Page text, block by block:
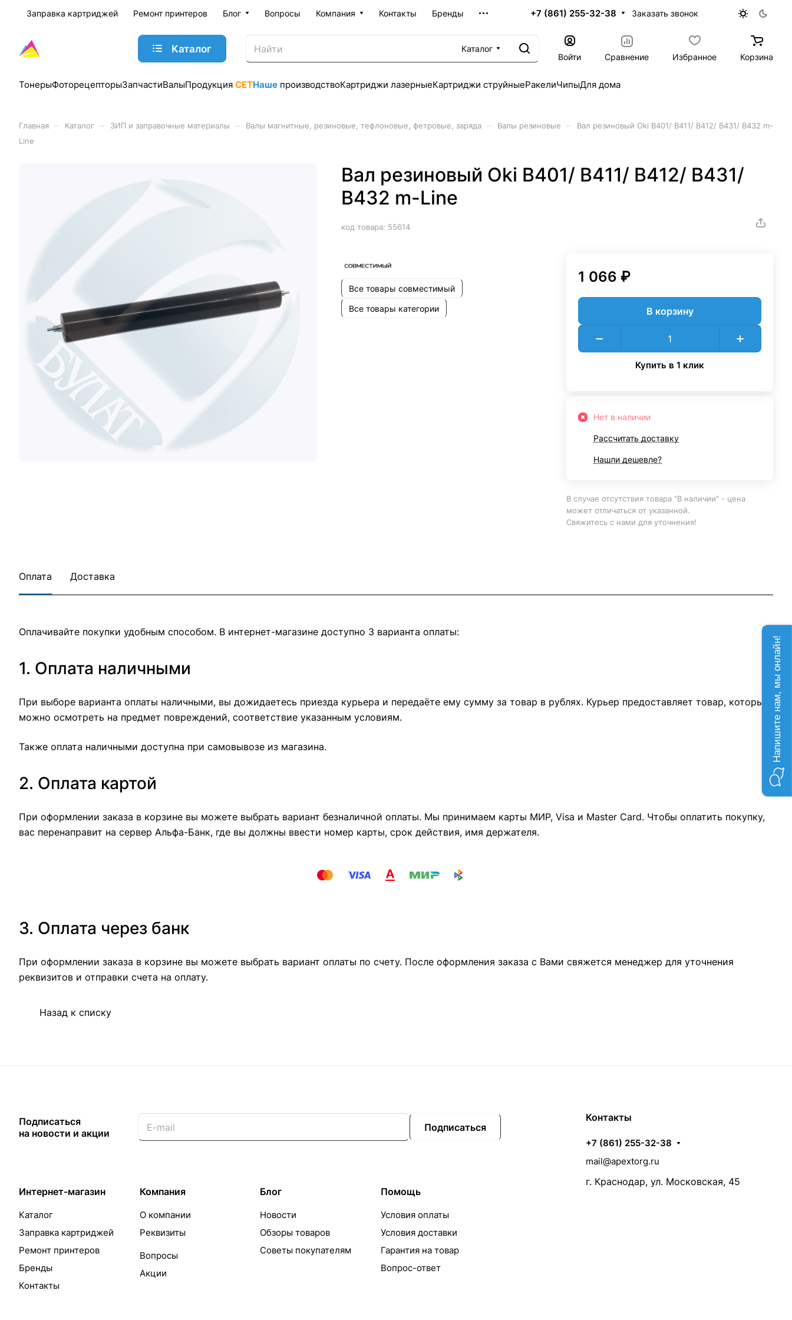
Заправка картриджей Ремонт принтеров Блог Вопросы Компания Контакты Бренды +7 (861) 255-32-38 Заказать звонок
Каталог
Каталог
Войти
Сравнение Избранное Корзина
ТонерыФоторецепторыЗапчастиВалыПродукция CETНаше производствоКартриджи лазерныеКартриджи струйныеРакелиЧипыДля дома
Главная Каталог ЗИП и заправочные материалы Валы магнитные, резиновые, тефлоновые, фетровые, заряда Валы резиновые
Вал резиновый Oki B401/ B411/ B412/ B431/ B432 m-
Line
Вал резиновый Oki B401/ B411/ B412/ B431/
B432 m-Line
код товара: 55614
Все товары совместимый
Все товары категории
1 066 ₽
В корзину
Купить в 1 клик
Нет в наличии
Рассчитать доставку
Нашли дешевле?
В случае отсутствия товара "В наличии" - цена
может отличаться от указанной.
Свяжитесь с нами для уточнения!
Оплата Доставка
Оплачивайте покупки удобным способом. В интернет-магазине доступно 3 варианта оплаты:
1. Оплата наличными
При выборе варианта оплаты наличными, вы дожидаетесь приезда курьера и передаёте ему сумму за товар в рублях. Курьер предоставляет товар, который
можно осмотреть на предмет повреждений, соответствие указанным условиям.
Также оплата наличными доступна при самовывозе из магазина.
2. Оплата картой
При оформлении заказа в корзине вы можете выбрать вариант безналичной оплаты. Мы принимаем карты МИР, Visa и Master Card. Чтобы оплатить покупку,
вас перенаправит на сервер Альфа-Банк, где вы должны ввести номер карты, срок действия, имя держателя.
3. Оплата через банк
При оформлении заказа в корзине вы можете выбрать вариант оплаты по счету. После оформления заказа с Вами свяжется менеджер для уточнения
реквизитов и отправки счета на оплату.
Назад к списку
Подписаться
на новости и акции
Подписаться
Интернет-магазин
Каталог
Заправка картриджей
Ремонт принтеров
Бренды
Контакты
Компания
О компании
Реквизиты
Вопросы
Акции
Блог
Новости
Обзоры товаров
Советы покупателям
Помощь
Условия оплаты
Условия доставки
Гарантия на товар
Вопрос-ответ
Контакты
+7 (861) 255-32-38
mail@apextorg.ru
г. Краснодар, ул. Московская, 45
Напишите нам, мы онлайн!